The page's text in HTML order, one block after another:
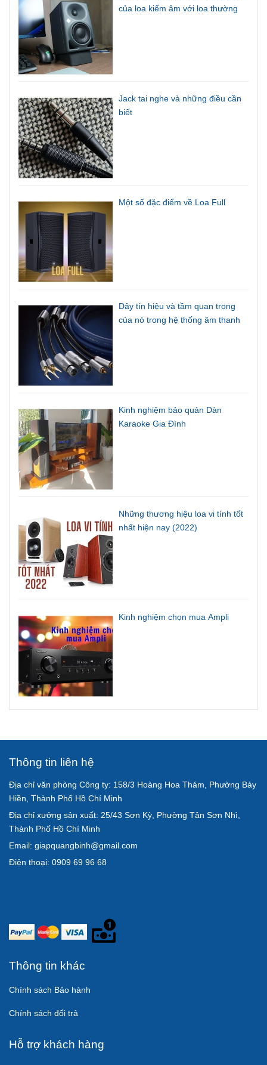
của loa kiểm âm với loa thường
Jack tai nghe và những điều cần
biết
Một số đặc điểm về Loa Full
Dây tín hiệu và tầm quan trọng
của nó trong hệ thống âm thanh
Kinh nghiệm bảo quản Dàn
Karaoke Gia Đình
Những thương hiệu loa vi tính tốt
nhất hiện nay (2022)
Kinh nghiệm chọn mua Ampli
Thông tin liên hệ
Địa chỉ văn phòng Công ty: 158/3 Hoàng Hoa Thám, Phường Bảy
Hiền, Thành Phố Hồ Chí Minh
Địa chỉ xưởng sản xuất: 25/43 Sơn Kỳ, Phường Tân Sơn Nhì,
Thành Phố Hồ Chí Minh
Email: giapquangbinh@gmail.com
Điện thoại: 0909 69 96 68
Thông tin khác
Chính sách Bảo hành
Chính sách đổi trả
Hỗ trợ khách hàng